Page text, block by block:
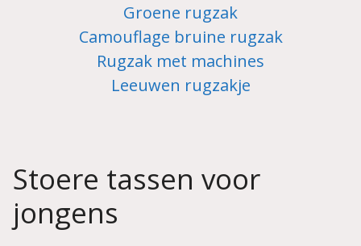
Groene rugzak
Camouflage bruine rugzak
Rugzak met machines
Leeuwen rugzakje
Stoere tassen voor
jongens